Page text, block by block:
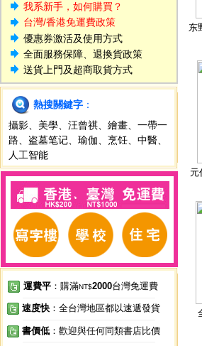
我系新手，如何購買？
台灣/香港免運費政策
優惠券激活及使用方式
全面服務保障、退換貨政策
送貨上門及超商取貨方式
熱搜關鍵字 ：
攝影
美學 汪曾祺 繪畫
一帶一
路
盗墓笔记 瑜伽 烹饪 中醫
人工智能
運費平 ：購滿NT$2000台灣免運費
速度快 ：全台灣地區都以速遞發貨
書價低 ：歡迎與任何同類書店比價
东
元